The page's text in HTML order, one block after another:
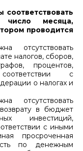
месяца,
проводится
отсутствовать
налогов, сборов,
процентов,
с
о налогах и
отсутствовать
в бюджет
инвестиций,
с иными
просроченная
по денежным